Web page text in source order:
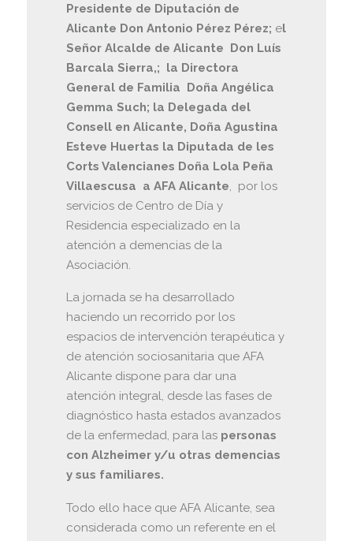
Presidente de Diputación de
Alicante Don Antonio Pérez Pérez; el
Señor Alcalde de Alicante Don Luís
Barcala Sierra,; la Directora
General de Familia Doña Angélica
Gemma Such; la Delegada del
Consell en Alicante, Doña Agustina
Esteve Huertas la Diputada de les
Corts Valencianes Doña Lola Peña
Villaescusa a AFA Alicante, por los
servicios de Centro de Día y
Residencia especializado en la
atención a demencias de la
Asociación.
La jornada se ha desarrollado
haciendo un recorrido por los
espacios de intervención terapéutica y
de atención sociosanitaria que AFA
Alicante dispone para dar una
atención integral, desde las fases de
diagnóstico hasta estados avanzados
de la enfermedad, para las personas
con Alzheimer y/u otras demencias
y sus familiares.
Todo ello hace que AFA Alicante, sea
considerada como un referente en el